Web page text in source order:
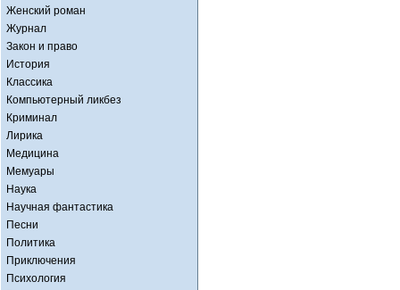
Женский роман
Журнал
Закон и право
История
Классика
Компьютерный ликбез
Криминал
Лирика
Медицина
Мемуары
Наука
Научная фантастика
Песни
Политика
Приключения
Психология